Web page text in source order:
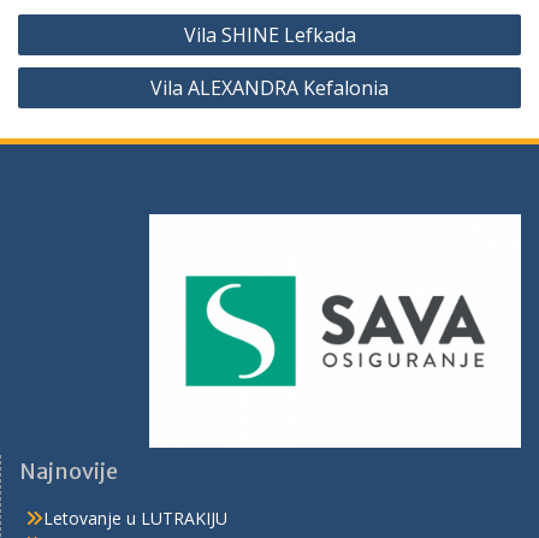
Vila SHINE Lefkada
Vila ALEXANDRA Kefalonia
Najnovije
Letovanje u LUTRAKIJU